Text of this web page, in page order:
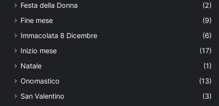
Festa della Donna
(2)
Fine mese
(9)
Immacolata 8 Dicembre
(6)
Inizio mese
(17)
Natale
(1)
Onomastico
(13)
San Valentino
(3)